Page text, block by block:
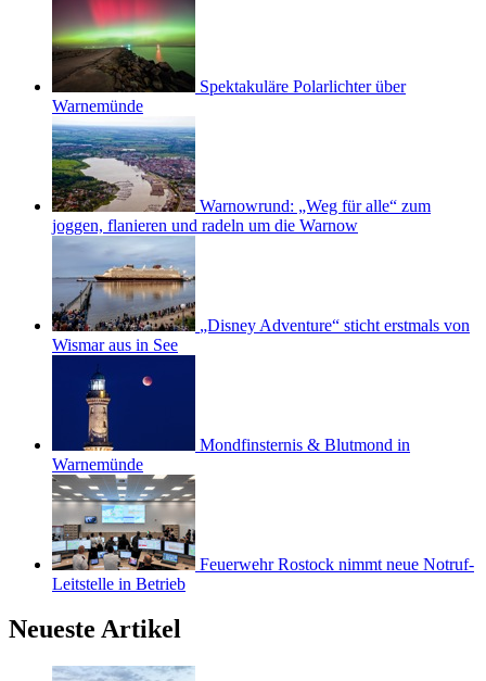
Spektakuläre Polarlichter über
Warnemünde
Warnowrund: „Weg für alle“ zum
joggen, flanieren und radeln um die Warnow
„Disney Adventure“ sticht erstmals von
Wismar aus in See
Mondfinsternis & Blutmond in
Warnemünde
Feuerwehr Rostock nimmt neue Notruf-
Leitstelle in Betrieb
Neueste Artikel